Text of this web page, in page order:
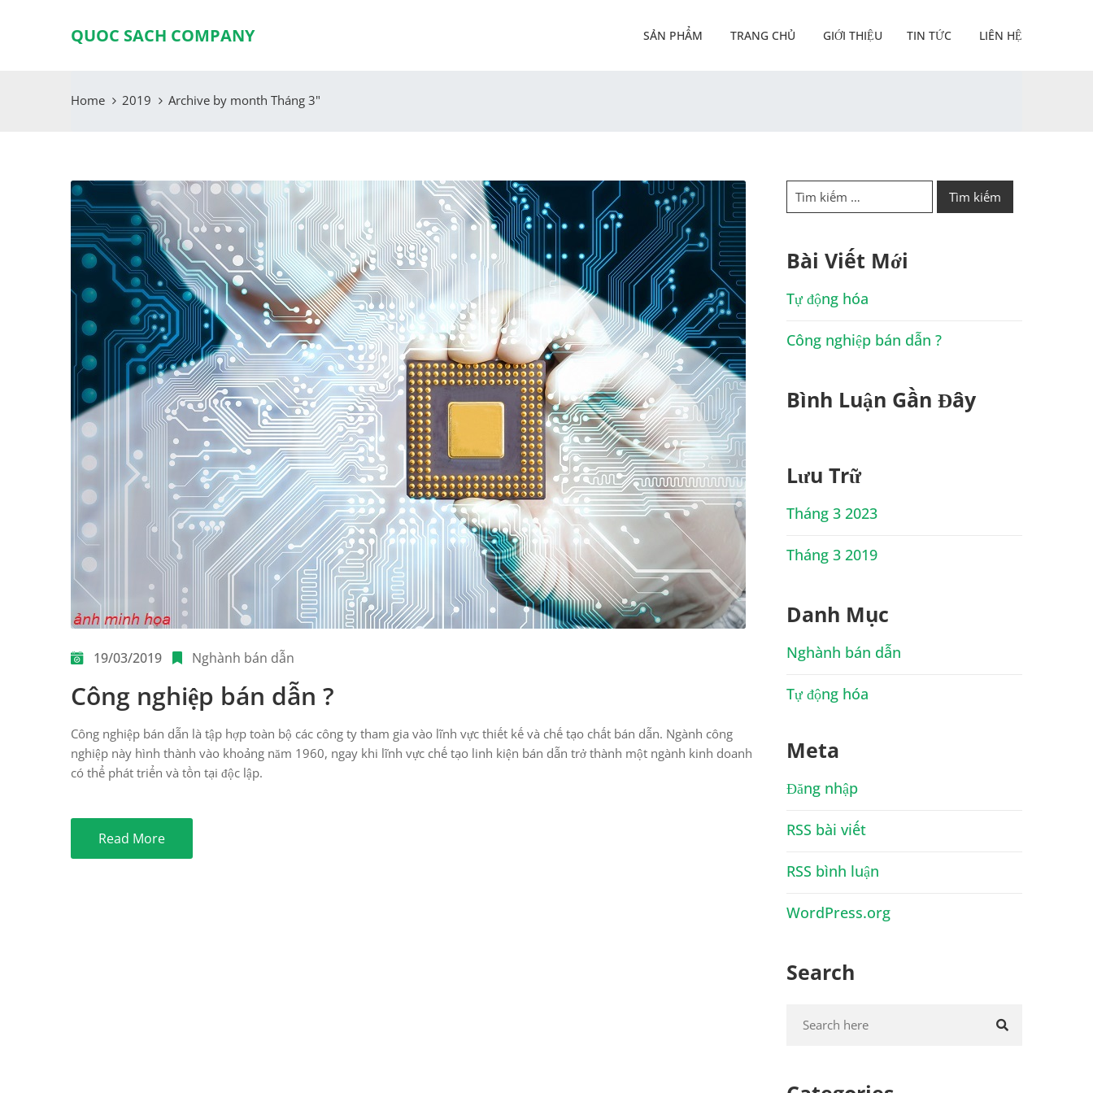
QUOC SACH COMPANY SẢN PHẨM TRANG CHỦ GIỚI THIỆU TIN TỨC LIÊN HỆ
Home 2019 Archive by month Tháng 3"
19/03/2019 Nghành bán dẫn
Công nghiệp bán dẫn ?
Công nghiệp bán dẫn là tập hợp toàn bộ các công ty tham gia vào lĩnh vực thiết kế và chế tạo chất bán dẫn. Ngành công
nghiệp này hình thành vào khoảng năm 1960, ngay khi lĩnh vực chế tạo linh kiện bán dẫn trở thành một ngành kinh doanh
có thể phát triển và tồn tại độc lập.
Read More
Bài Viết Mới
Tự động hóa
Công nghiệp bán dẫn ?
Bình Luận Gần Đây
Lưu Trữ
Tháng 3 2023
Tháng 3 2019
Danh Mục
Nghành bán dẫn
Tự động hóa
Meta
Đăng nhập
RSS bài viết
RSS bình luận
WordPress.org
Search